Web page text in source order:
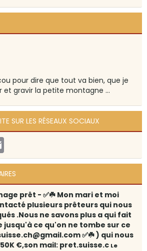
pour dire que tout va bien, que je
gravir la petite montagne ...
SUR LES RÉSEAUX SOCIAUX
prêt - ✅☘️ Mon mari et moi
plusieurs prêteurs qui nous
.Nous ne savons plus a qui fait
jusqu'à ce qu'on ne tombe sur ce
✅☘️ ) qui nous
€,son mail: pret.suisse.c Le